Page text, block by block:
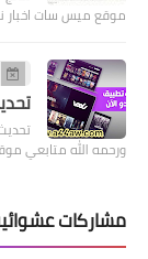
موقع ميس سات اخبار
ورحمه الله متابعي
مشاركات